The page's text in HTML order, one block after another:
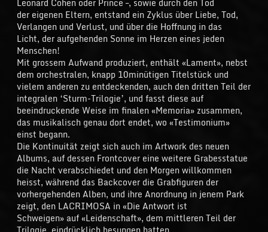
der eigenen Eltern, entstand ein Zyklus über Liebe, Tod,
Verlangen und Verlust, und über die Hoffnung in das
Licht, der aufgehenden Sonne im Herzen eines jeden
Menschen!
Mit grossem Aufwand produziert, enthält «Lament», nebst
dem orchestralen, knapp 10minütigen Titelstück und
vielem anderen zu entdeckenden, auch den dritten Teil der
integralen ‘Sturm-Trilogie’, und fasst diese auf
beeindruckende Weise im finalen «Memoria» zusammen,
das musikalisch genau dort endet, wo «Testimonium»
einst begann.
Die Kontinuität zeigt sich auch im Artwork des neuen
Albums, auf dessen Frontcover eine weitere Grabesstatue
die Nacht verabschiedet und den Morgen willkommen
heisst, während das Backcover die Grabfiguren der
vorhergehenden Alben, und ihre Anordnung in jenem Park
zeigt, den LACRIMOSA in «Die Antwort ist
Schweigen» auf «Leidenschaft», dem mittleren Teil der